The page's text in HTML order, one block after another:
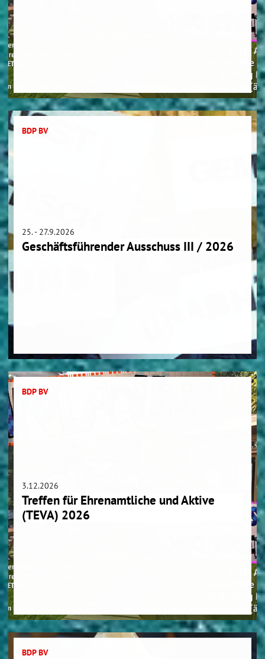
BDP BV
25. - 27.9.2026
Geschäftsführender Ausschuss III / 2026
BDP BV
3.12.2026
Treffen für Ehrenamtliche und Aktive
(TEVA) 2026
BDP BV